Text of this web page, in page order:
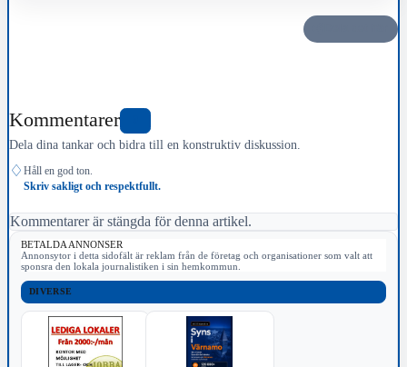
Kommentarer
Dela dina tankar och bidra till en konstruktiv diskussion.
♢ Håll en god ton.
Skriv sakligt och respektfullt.
Kommentarer är stängda för denna artikel.
BETALDA ANNONSER
Annonsytor i detta sidofält är reklam från de företag och organisationer som valt att
sponsra den lokala journalistiken i sin hemkommun.
DIVERSE